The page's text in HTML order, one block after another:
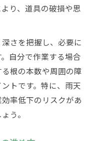
り、道具の破損や思
さを把握し、必要に
自分で作業する場合
根の本数や周囲の障
トです。特に、雨天
率低下のリスクがあ
う。